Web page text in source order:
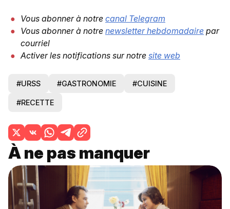
Vous abonner à notre canal Telegram
Vous abonner à notre newsletter hebdomadaire par
courriel
Activer les notifications sur notre site web
#URSS #GASTRONOMIE #CUISINE
#RECETTE
À ne pas manquer